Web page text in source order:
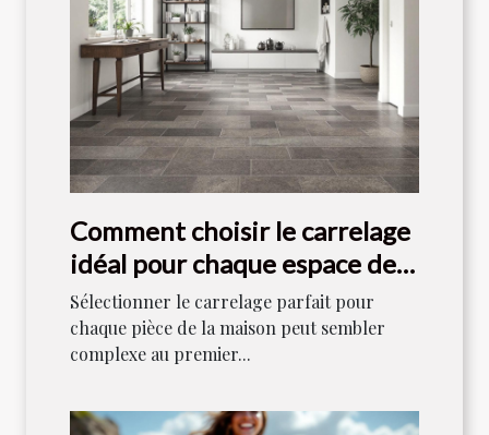
Comment choisir le carrelage
idéal pour chaque espace de
votre maison ?
Sélectionner le carrelage parfait pour
chaque pièce de la maison peut sembler
complexe au premier...